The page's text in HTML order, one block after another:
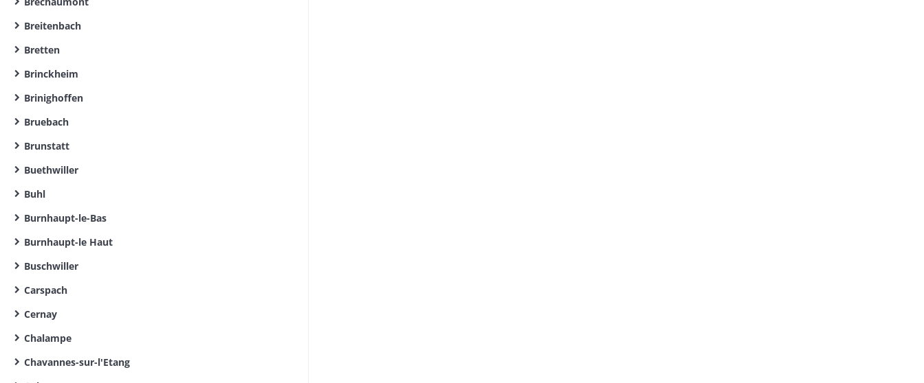
Breitenbach
Bretten
Brinckheim
Brinighoffen
Bruebach
Brunstatt
Buethwiller
Buhl
Burnhaupt-le-Bas
Burnhaupt-le Haut
Buschwiller
Carspach
Cernay
Chalampe
Chavannes-sur-l'Etang